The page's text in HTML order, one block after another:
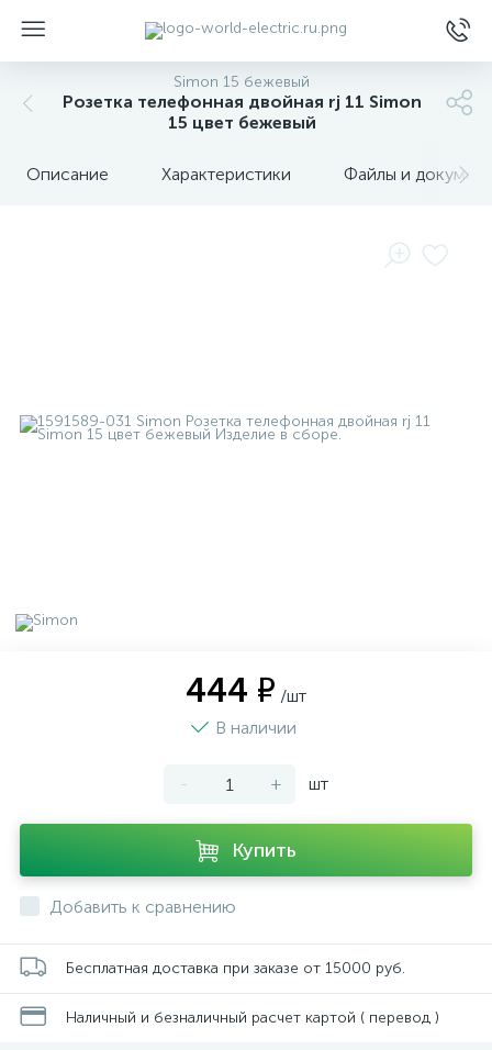
Simon 15 бежевый
Розетка телефонная двойная rj 11 Simon
15 цвет бежевый
Описание Характеристики Файлы и
444 ₽ /шт
В наличии
- + шт
Купить
Добавить к сравнению
Бесплатная доставка при заказе от 15000 руб.
Наличный и безналичный расчет картой ( перевод )